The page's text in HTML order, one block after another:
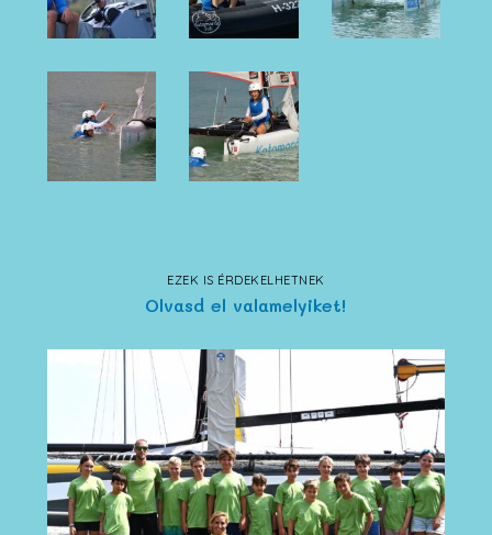
EZEK IS ÉRDEKELHETNEK
Olvasd el valamelyiket!